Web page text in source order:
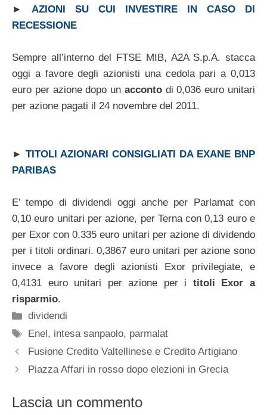
► AZIONI SU CUI INVESTIRE IN CASO DI
RECESSIONE
Sempre all’interno del FTSE MIB, A2A S.p.A. stacca
oggi a favore degli azionisti una cedola pari a 0,013
euro per azione dopo un accontodi 0,036 euro unitari
per azione pagati il 24 novembre del 2011.
► TITOLI AZIONARI CONSIGLIATI DA EXANE BNP
PARIBAS
E’ tempo di dividendi oggi anche per Parlamat con
0,10 euro unitari per azione, per Terna con 0,13 euro e
per Exor con 0,335 euro unitari per azione di dividendo
per i titoli ordinari. 0,3867 euro unitari per azione sono
invece a favore degli azionisti Exor privilegiate, e
0,4131 euro unitari per azione per i titoli Exor a
risparmio.
Categorie
dividendi
Tag
Enel , intesa sanpaolo, parmalat
Fusione Credito Valtellinese e Credito Artigiano
Piazza Affari in rosso dopo elezioni in Grecia
Lascia un commento